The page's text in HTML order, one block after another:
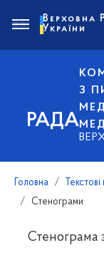
РАДА
З
Верховна
України
Головна Текстові
Стенограми
Стенограма